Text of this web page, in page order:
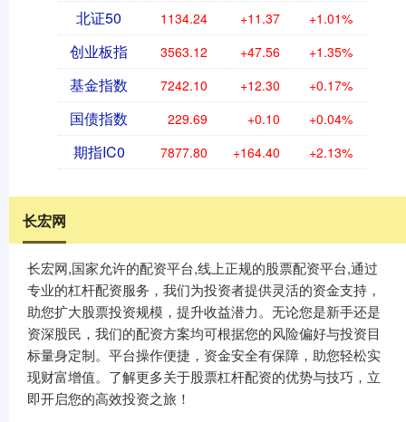
北证50 1134.24 +11.37 +1.01%
创业板指 3563.12 +47.56 +1.35%
基金指数 7242.10 +12.30 +0.17%
国债指数 229.69 +0.10 +0.04%
期指IC0 7877.80 +164.40 +2.13%
长宏网
长宏网,国家允许的配资平台,线上正规的股票配资平台,通过
专业的杠杆配资服务，我们为投资者提供灵活的资金支持，
助您扩大股票投资规模，提升收益潜力。无论您是新手还是
资深股民，我们的配资方案均可根据您的风险偏好与投资目
标量身定制。平台操作便捷，资金安全有保障，助您轻松实
现财富增值。了解更多关于股票杠杆配资的优势与技巧，立
即开启您的高效投资之旅！